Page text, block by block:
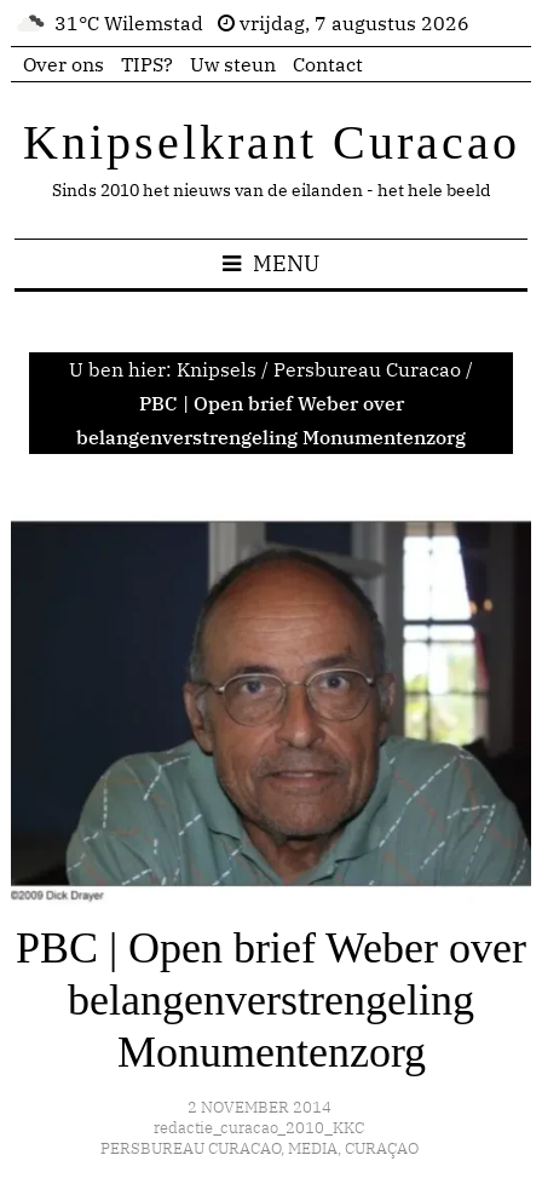
31°C Wilemstad
vrijdag, 7 augustus 2026
Over ons
TIPS? Uw steun Contact
Knipselkrant Curacao
Sinds 2010 het nieuws van de eilanden - het hele beeld
MENU
U ben hier: Knipsels / Persbureau Curacao /
PBC | Open brief Weber over
belangenverstrengeling Monumentenzorg
PBC | Open brief Weber over
belangenverstrengeling
Monumentenzorg
2 NOVEMBER 2014
redactie_curacao_2010_KKC
PERSBUREAU CURACAO, MEDIA, CURAÇAO